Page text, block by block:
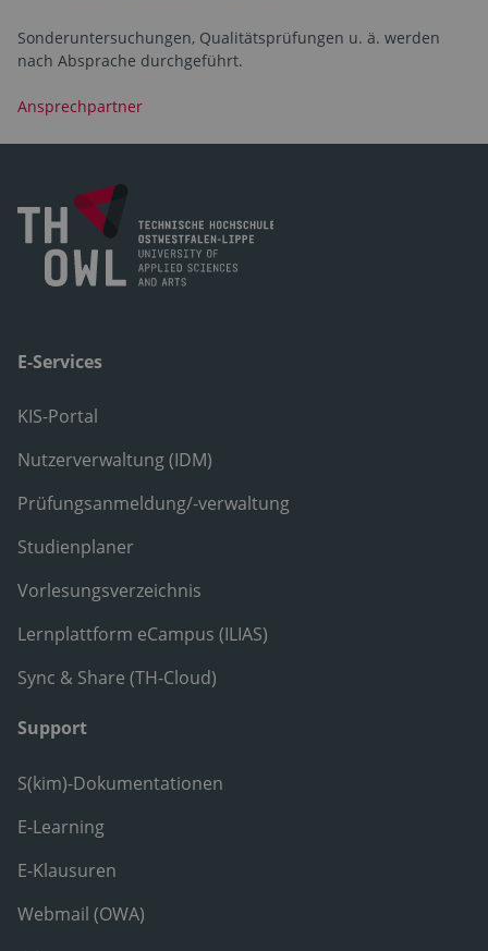
Sonderuntersuchungen, Qualitätsprüfungen u. ä. werden
nach Absprache durchgeführt.
Ansprechpartner
E-Services
KIS-Portal
Nutzerverwaltung (IDM)
Prüfungsanmeldung/-verwaltung
Studienplaner
Vorlesungsverzeichnis
Lernplattform eCampus (ILIAS)
Sync & Share (TH-Cloud)
Support
S(kim)-Dokumentationen
E-Learning
E-Klausuren
Webmail (OWA)